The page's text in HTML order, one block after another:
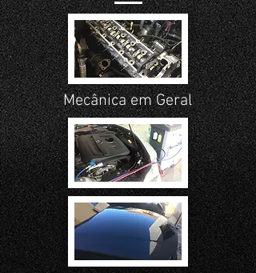
Mecânica em Geral